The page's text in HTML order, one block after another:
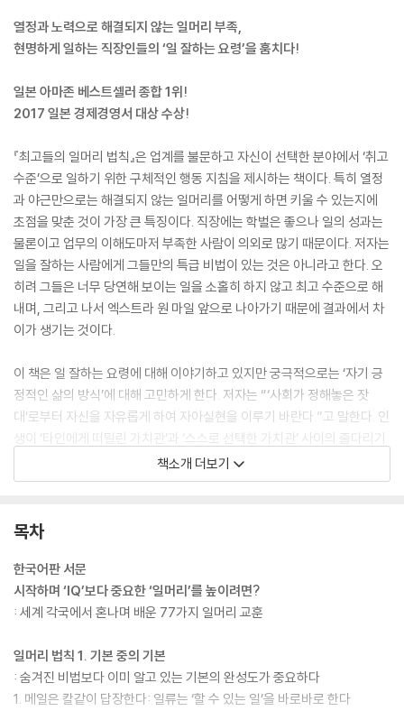
열정과 노력으로 해결되지 않는 일머리 부족,
현명하게 일하는 직장인들의 ‘일 잘하는 요령’을 훔치다!
일본 아마존 베스트셀러 종합 1위!
2017 일본 경제경영서 대상 수상!
『최고들의 일머리 법칙』은 업계를 불문하고 자신이 선택한 분야에서 ‘취고
수준’으로 일하기 위한 구체적인 행동 지침을 제시하는 책이다. 특히 열정
과 야근만으로는 해결되지 않는 일머리를 어떻게 하면 키울 수 있는지에
초점을 맞춘 것이 가장 큰 특징이다. 직장에는 학벌은 좋으나 일의 성과는
물론이고 업무의 이해도마저 부족한 사람이 의외로 많기 때문이다. 저자는
일을 잘하는 사람에게 그들만의 특급 비법이 있는 것은 아니라고 한다. 오
히려 그들은 너무 당연해 보이는 일을 소홀히 하지 않고 최고 수준으로 해
내며, 그리고 나서 엑스트라 원 마일 앞으로 나아가기 때문에 결과에서 차
이가 생기는 것이다.
이 책은 일 잘하는 요령에 대해 이야기하고 있지만 궁극적으로는 ‘자기 긍
정적인 삶의 방식’에 대해 고민하게 한다. 저자는 “‘사회가 정해놓은 잣
대’로부터 자신을 자유롭게 하여 자아실현을 이루기 바란다.”고 말한다. 인
생이 ‘타인에게 떠밀린 가치관’과 ‘스스로 선택한 가치관’ 사이의 줄다리기
라면 회사는 그 선택의 최대 효과를 시험하는 장이 될 것이다. 사람마다 일
에 부여하는 의미는 다르겠지만 일이 자아실현에 미치는 영향은 무시할 수
떤 인생을 살아갈 것인지 성찰하는 계기가 될 것이다.
책소개 더보기
목차
한국어판 서문
시작하며 ‘IQ’보다 중요한 ‘일머리’를 높이려면?
: 세계 각국에서 혼나며 배운 77가지 일머리 교훈
일머리 법칙 1. 기본 중의 기본
: 숨겨진 비법보다 이미 알고 있는 기본의 완성도가 중요하다
1. 메일은 칼같이 답장한다: 일류는 ‘할 수 있는 일’을 바로바로 한다